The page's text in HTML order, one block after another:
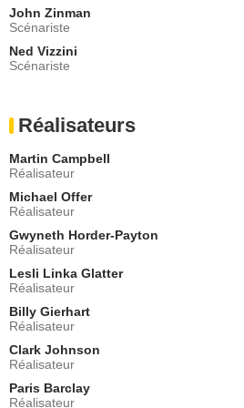
Amiral Arthur Shepard
- 2 Episodes :
Jason Quinn
Seaman Jones
Stern
Jay Karnes
William Curry
- 1 Episode :2
Bruce Davison
Admiral Shepard / Admiral Arthur Shepard
- 1 Episode :
Daniel Bess
Chris Cahill
- 1 Episode :4
April Grace
Amanda Straugh
- 1 Episode :
Assaf Cohen
Linus Terman
John Zinman
Scénariste
Ned Vizzini
Scénariste
Réalisateurs
Martin Campbell
Réalisateur
Michael Offer
Réalisateur
Gwyneth Horder-Payton
Réalisateur
Lesli Linka Glatter
Réalisateur
Billy Gierhart
Réalisateur
Clark Johnson
Réalisateur
Paris Barclay
Réalisateur